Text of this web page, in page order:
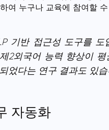
여 누구나 교육에 참여할
기반 접근성 도구를 도
2외국어 능력 향상이 평
었다는 연구 결과도 있습
자동화